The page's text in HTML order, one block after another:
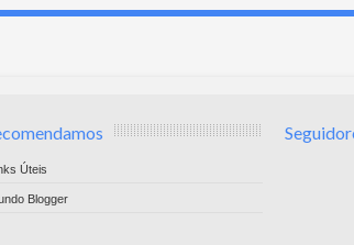
Úteis
Blogger